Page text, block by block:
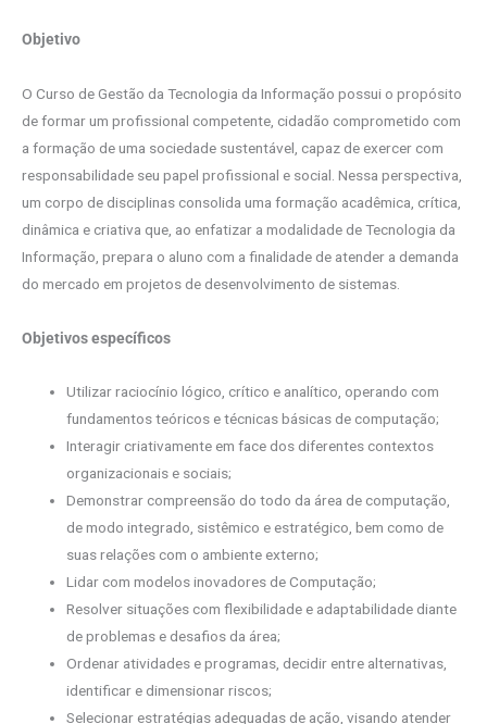
Objetivo
O Curso de Gestão da Tecnologia da Informação possui o propósito
de formar um profissional competente, cidadão comprometido com
a formação de uma sociedade sustentável, capaz de exercer com
responsabilidade seu papel profissional e social. Nessa perspectiva,
um corpo de disciplinas consolida uma formação acadêmica, crítica,
dinâmica e criativa que, ao enfatizar a modalidade de Tecnologia da
Informação, prepara o aluno com a finalidade de atender a demanda
do mercado em projetos de desenvolvimento de sistemas.
Objetivos específicos
Utilizar raciocínio lógico, crítico e analítico, operando com
fundamentos teóricos e técnicas básicas de computação;
Interagir criativamente em face dos diferentes contextos
organizacionais e sociais;
Demonstrar compreensão do todo da área de computação,
de modo integrado, sistêmico e estratégico, bem como de
suas relações com o ambiente externo;
Lidar com modelos inovadores de Computação;
Resolver situações com flexibilidade e adaptabilidade diante
de problemas e desafios da área;
Ordenar atividades e programas, decidir entre alternativas,
identificar e dimensionar riscos;
Selecionar estratégias adequadas de ação, visando atender